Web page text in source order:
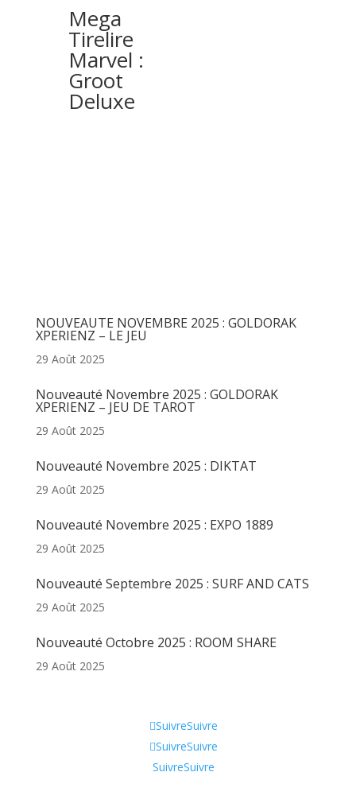
Mega
Tirelire
Marvel :
Groot
Deluxe
NOUVEAUTE NOVEMBRE 2025 : GOLDORAK
XPERIENZ – LE JEU
29 Août 2025
Nouveauté Novembre 2025 : GOLDORAK
XPERIENZ – JEU DE TAROT
29 Août 2025
Nouveauté Novembre 2025 : DIKTAT
29 Août 2025
Nouveauté Novembre 2025 : EXPO 1889
29 Août 2025
Nouveauté Septembre 2025 : SURF AND CATS
29 Août 2025
Nouveauté Octobre 2025 : ROOM SHARE
29 Août 2025
SuivreSuivre
SuivreSuivre
SuivreSuivre